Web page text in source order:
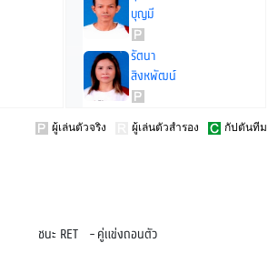
บุญมี
รัตนา
สิงหพัฒน์
ผู้เล่นตัวจริง ผู้เล่นตัวสำรอง กัปตันทีม
ชนะ RET -คู่แข่งถอนตัว